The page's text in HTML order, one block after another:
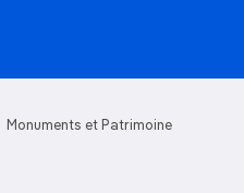
Monuments et Patrimoine
de Strasbourg
Strasbourg (TNS)